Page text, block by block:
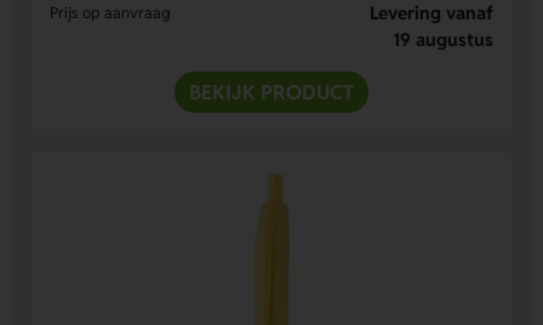
Prijs op aanvraag
Levering vanaf
19 augustus
BEKIJK PRODUCT